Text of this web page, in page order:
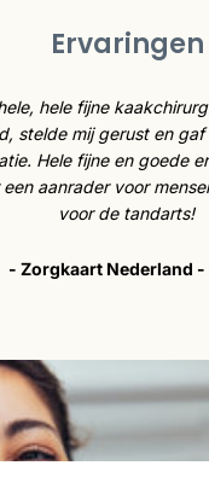
Ervaringen
hele fijne
stelde mij gerust en gaf
Hele fijne en goede
aanrader voor
voor de tandarts!
- Zorgkaart Nederland -